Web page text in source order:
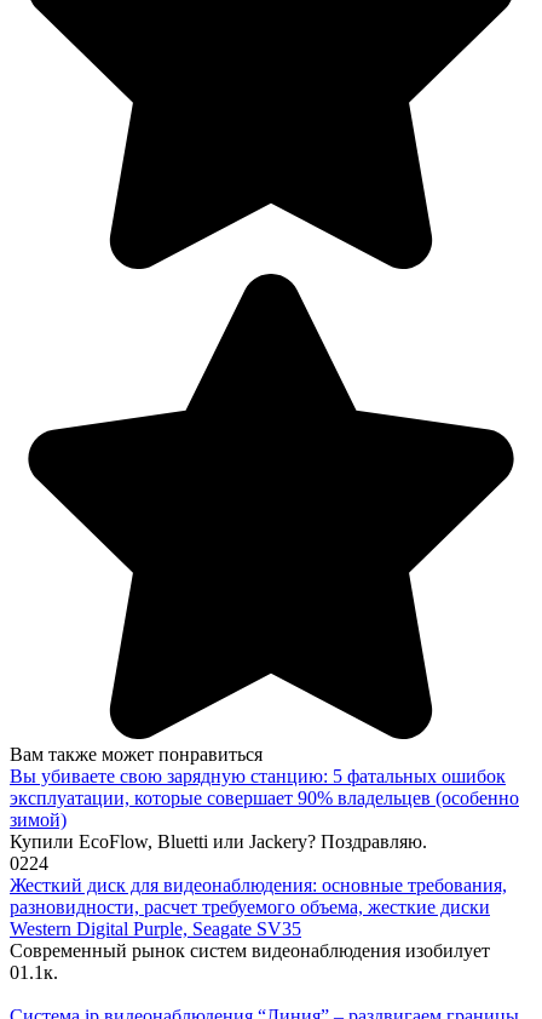
Вам также может понравиться
Вы убиваете свою зарядную станцию: 5 фатальных ошибок
эксплуатации, которые совершает 90% владельцев (особенно
зимой)
Купили EcoFlow, Bluetti или Jackery? Поздравляю.
0224
Жесткий диск для видеонаблюдения: основные требования,
разновидности, расчет требуемого объема, жесткие диски
Western Digital Purple, Seagate SV35
Современный рынок систем видеонаблюдения изобилует
01.1к.